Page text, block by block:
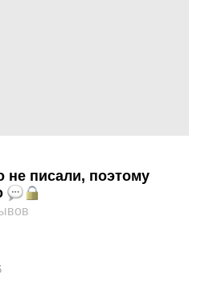
не писали, поэтому